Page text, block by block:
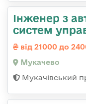
Інженер з
систем
від 21000 до
Мукачево
Мукачівський